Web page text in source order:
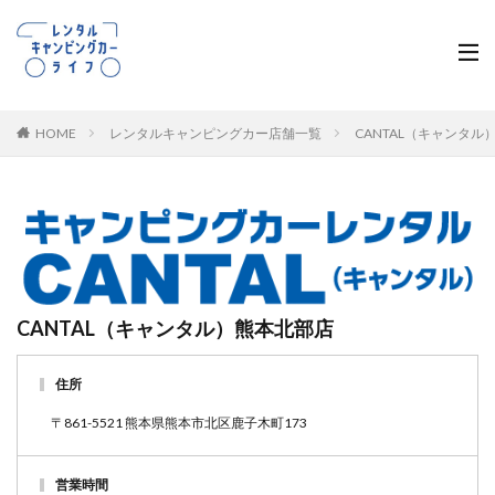
HOME レンタルキャンピングカー店舗一覧 CANTAL（キャンタル
CANTAL（キャンタル）熊本北部店
住所
〒861-5521 熊本県熊本市北区鹿子木町173
営業時間